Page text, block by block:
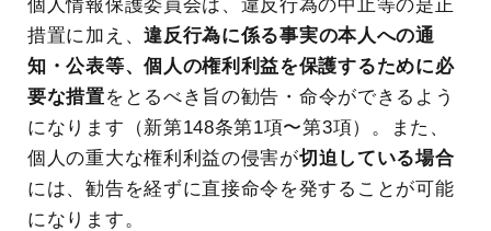
個人情報保護委員会は、違反行為の中止等の是正
措置に加え、違反行為に係る事実の本人への通
知・公表等、個人の権利利益を保護するために必
要な措置をとるべき旨の勧告・命令ができるよう
になります（新第148条第1項〜第3項）。また、
個人の重大な権利利益の侵害が切迫している場合
には、勧告を経ずに直接命令を発することが可能
になります。